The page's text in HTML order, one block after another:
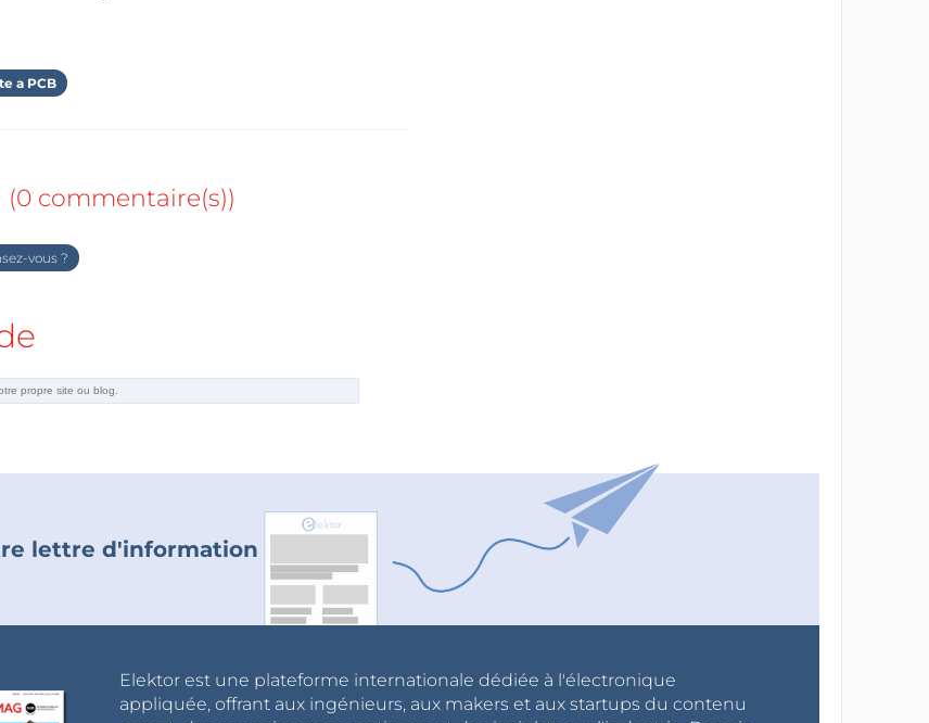
a PCB
(0 commentaire(s))
vous ?
lettre d'information
Elektor est une plateforme internationale dédiée à l'électronique
appliquée, offrant aux ingénieurs, aux makers et aux startups du contenu